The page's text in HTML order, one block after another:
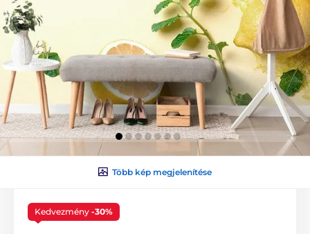
Több kép megjelenítése
Kedvezmény -30%